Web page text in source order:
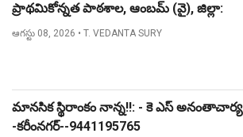
ప్రాథమికోన్నత పాఠశాల, ఆంబమ్ (వై), జిల్లా:
నిజామాబాద్.
ఆగస్టు 08, 2026 • T. VEDANTA SURY
మానసిక స్థిరాంకం నాన్న!!: - కె ఎస్ అనంతాచార్య
-కరీంనగర్--9441195765